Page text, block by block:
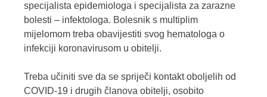
specijalista epidemiologa i specijalista za zarazne
bolesti – infektologa. Bolesnik s multiplim
mijelomom treba obavijestiti svog hematologa o
infekciji koronavirusom u obitelji.
Treba učiniti sve da se spriječi kontakt oboljelih od
COVID-19 i drugih članova obitelji, osobito